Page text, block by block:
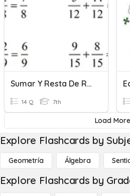
Sumar Y Resta De Racionales
14 Q 7th
Load More
Explore Flashcards by
Geometría Álgebra
Explore Flashcards by